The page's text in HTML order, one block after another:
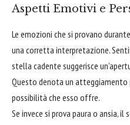
Aspetti Emotivi e
Le emozioni che si provano
una corretta interpretazione.
stella cadente suggerisce
Questo denota un
possibilità che esso offre.
Se invece si prova paura o ansia,